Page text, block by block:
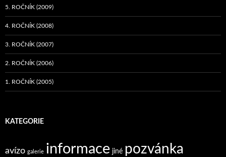
5. ROČNÍK (2009)
4. ROČNÍK (2008)
3. ROČNÍK (2007)
2. ROČNÍK (2006)
1. ROČNÍK (2005)
KATEGORIE
avízo galerie informace jiné pozvánka